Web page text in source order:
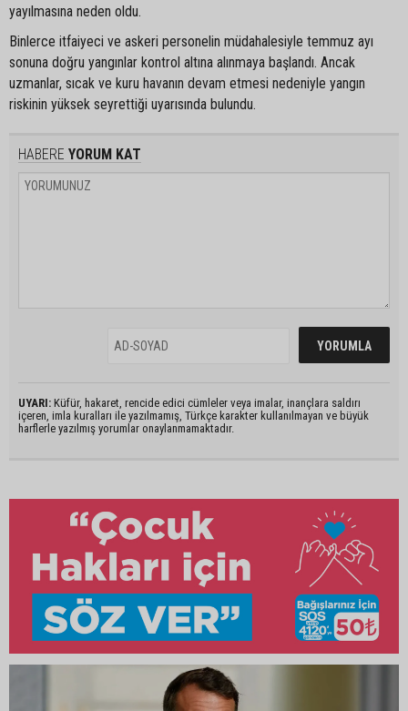
yayılmasına neden oldu.
Binlerce itfaiyeci ve askeri personelin müdahalesiyle temmuz ayı
sonuna doğru yangınlar kontrol altına alınmaya başlandı. Ancak
uzmanlar, sıcak ve kuru havanın devam etmesi nedeniyle yangın
riskinin yüksek seyrettiği uyarısında bulundu.
HABERE YORUM KAT
UYARI: Küfür, hakaret, rencide edici cümleler veya imalar, inançlara saldırı
içeren, imla kuralları ile yazılmamış, Türkçe karakter kullanılmayan ve büyük
harflerle yazılmış yorumlar onaylanmamaktadır.